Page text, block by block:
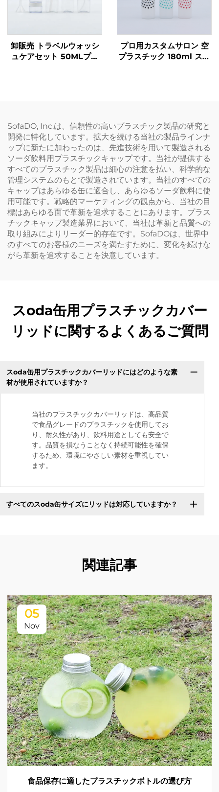
卸販売 トラベルウォッシ
ュケアセット 50MLプラ
プロ用カスタムサロン 空
プラスチック 180ml スキ
SofaDO, Inc.は、信頼性の高いプラスチック製品の研究と
開発に特化しています。拡大を続ける当社の製品ラインナ
ップに新たに加わったのは、先進技術を用いて製造される
ソーダ飲料用プラスチックキャップです。当社が提供する
すべてのプラスチック製品は細心の注意を払い、科学的な
管理システムのもとで製造されています。当社のすべての
キャップはあらゆる缶に適合し、あらゆるソーダ飲料に使
用可能です。戦略的マーケティングの観点から、当社の目
標はあらゆる面で革新を追求することにあります。プラス
チックキャップ製造業界において、当社は革新と品質への
取り組みによりリーダー的存在です。SofaDOは、世界中
のすべてのお客様のニーズを満たすために、変化を続けな
がら革新を追求することを決意しています。
スoda缶用プラスチックカバー
リッドに関するよくあるご質問
スoda缶用プラスチックカバーリッドにはどのような素
材が使用されていますか？
当社のプラスチックカバーリッドは、高品質
で食品グレードのプラスチックを使用してお
り、耐久性があり、飲料用途としても安全で
す。品質を損なうことなく持続可能性を確保
するため、環境にやさしい素材を重視してい
ます。
すべてのスoda缶サイズにリッドは対応していますか？
関連記事
05
Nov
食品保存に適したプラスチックボトルの選び方